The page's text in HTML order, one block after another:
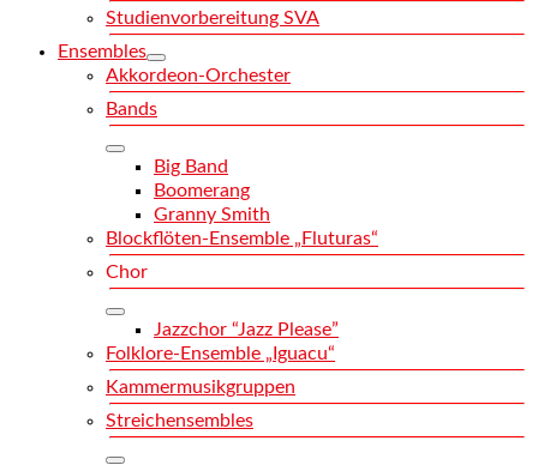
Studienvorbereitung SVA
Ensembles
Akkordeon-Orchester
Bands
Big Band
Boomerang
Granny Smith
Blockflöten-Ensemble „Fluturas“
Chor
Jazzchor “Jazz Please”
Folklore-Ensemble „Iguacu“
Kammermusikgruppen
Streichensembles